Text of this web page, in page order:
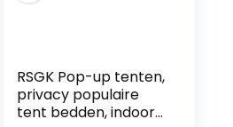
RSGK Pop-up tenten,
privacy populaire
tent bedden, indoor